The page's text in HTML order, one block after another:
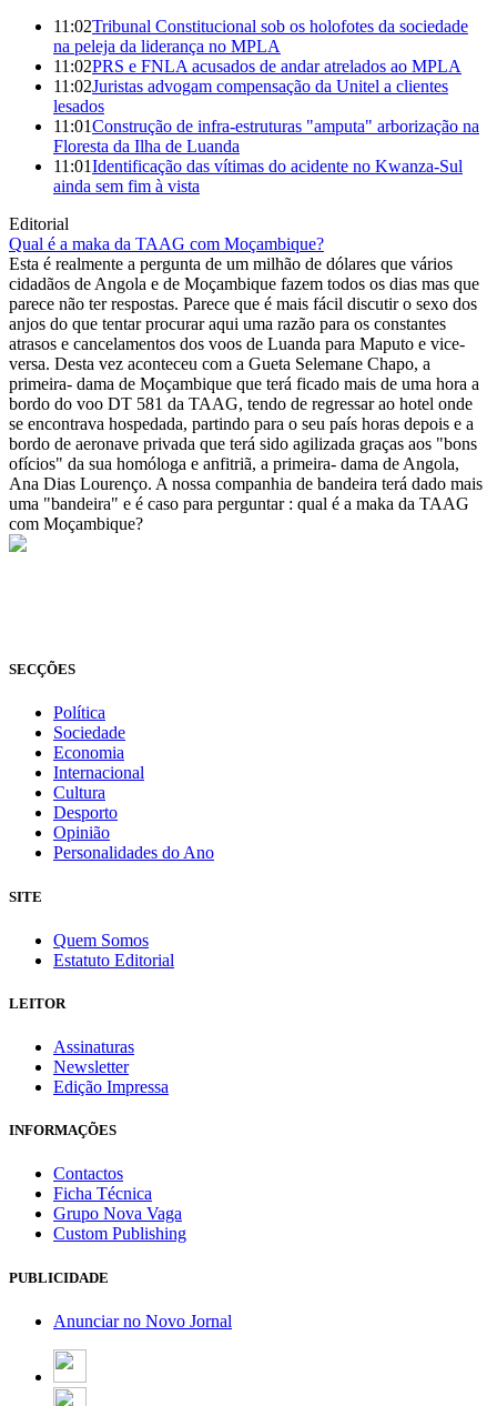
11:02Tribunal Constitucional sob os holofotes da sociedade
na peleja da liderança no MPLA
11:02PRS e FNLA acusados de andar atrelados ao MPLA
11:02Juristas advogam compensação da Unitel a clientes
lesados
11:01Construção de infra-estruturas "amputa" arborização na
Floresta da Ilha de Luanda
11:01Identificação das vítimas do acidente no Kwanza-Sul
ainda sem fim à vista
Editorial
Qual é a maka da TAAG com Moçambique?
Esta é realmente a pergunta de um milhão de dólares que vários
cidadãos de Angola e de Moçambique fazem todos os dias mas que
parece não ter respostas. Parece que é mais fácil discutir o sexo dos
anjos do que tentar procurar aqui uma razão para os constantes
atrasos e cancelamentos dos voos de Luanda para Maputo e vice-
versa. Desta vez aconteceu com a Gueta Selemane Chapo, a
primeira- dama de Moçambique que terá ficado mais de uma hora a
bordo do voo DT 581 da TAAG, tendo de regressar ao hotel onde
se encontrava hospedada, partindo para o seu país horas depois e a
bordo de aeronave privada que terá sido agilizada graças aos "bons
ofícios" da sua homóloga e anfitriã, a primeira- dama de Angola,
Ana Dias Lourenço. A nossa companhia de bandeira terá dado mais
uma "bandeira" e é caso para perguntar : qual é a maka da TAAG
com Moçambique?
SECÇÕES
Política
Sociedade
Economia
Internacional
Cultura
Desporto
Opinião
Personalidades do Ano
SITE
Quem Somos
Estatuto Editorial
LEITOR
Assinaturas
Newsletter
Edição Impressa
INFORMAÇÕES
Contactos
Ficha Técnica
Grupo Nova Vaga
Custom Publishing
PUBLICIDADE
Anunciar no Novo Jornal